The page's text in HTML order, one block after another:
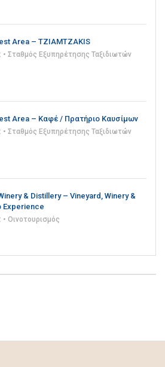
Area – TZIAMTZAKIS
• Σταθμός Εξυπηρέτησης Ταξιδιωτών
Area – Καφέ / Πρατήριο Καυσίμων
• Σταθμός Εξυπηρέτησης Ταξιδιωτών
& Distillery – Vineyard, Winery &
Experience
• Οινοτουρισμός